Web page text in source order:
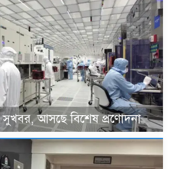
সুখবর, আসছে বিশেষ প্রণোদনা